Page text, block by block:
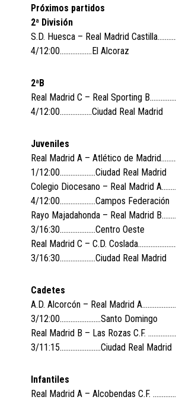
Próximos partidos
2ª División
S.D. Huesca – Real Madrid
4/12:00………………El Alcoraz
2ªB
Real Madrid C – Real Sporting
4/12:00………………Ciudad Real Madrid
Juveniles
Real Madrid A – Atlético de
1/12:00………………..Ciudad Real Madrid
Colegio Diocesano – Real Madrid
4/12:00………………..Campos Federación
Rayo Majadahonda – Real Madrid
3/16:30………………..Centro Oeste
Real Madrid C – C.D.
3/16:30………………..Ciudad Real Madrid
Cadetes
A.D. Alcorcón – Real Madrid
3/12:00…………………..Santo Domingo
Real Madrid B – Las Rozas C.F.
3/11:15…………………..Ciudad Real Madrid
Infantiles
Real Madrid A – Alcobendas C.F.